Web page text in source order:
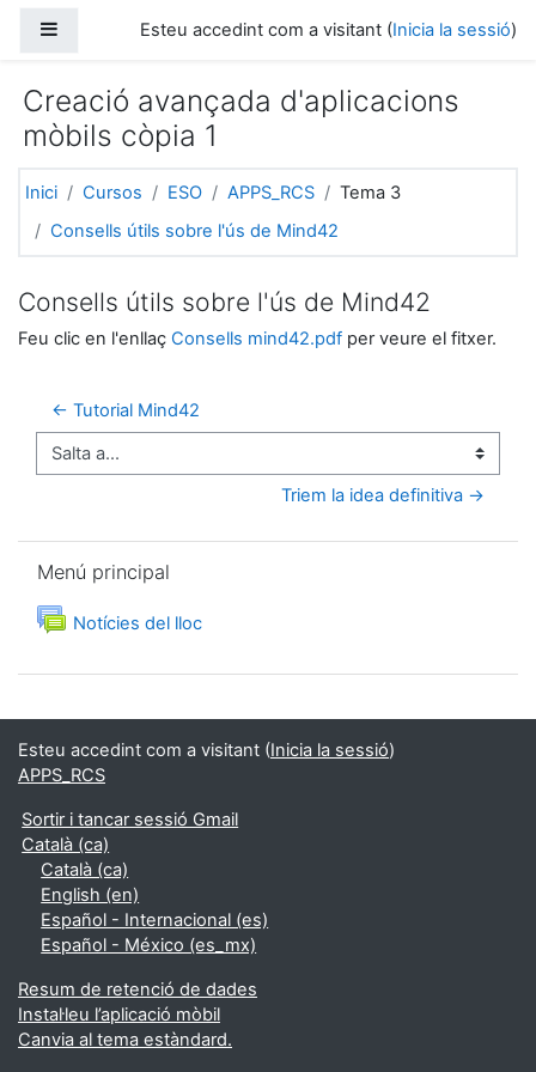
Panell lateralEsteu accedint com a visitant (Inicia la sessió)
Creació avançada d'aplicacions
mòbils còpia 1
Inici Cursos ESO APPS_RCS
Tema 3
Consells útils sobre l'ús de Mind42
Consells útils sobre l'ús de Mind42
Feu clic en l'enllaç Consells mind42.pdf per veure el fitxer.
← Tutorial Mind42
Salta a...
Triem la idea definitiva →
Menú principal
Notícies del llocFòrum
Esteu accedint com a visitant (Inicia la sessió)
APPS_RCS
Sortir i tancar sessió Gmail
Català ‎(ca)‎
Català ‎(ca)‎
English ‎(en)‎
Español - Internacional ‎(es)‎
Español - México ‎(es_mx)‎
Resum de retenció de dades
Instal·leu l’aplicació mòbil
Canvia al tema estàndard.